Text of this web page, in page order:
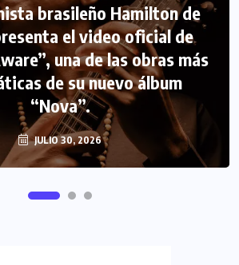
brasileño Hamilton de
el video oficial de
una de las obras más
de su nuevo álbum
“Nova”.
JULIO 30, 2026
INTERNACIONAL
PERIODISMO TURISTICO
solidariza con Venezuela
JUNIO 29, 2026